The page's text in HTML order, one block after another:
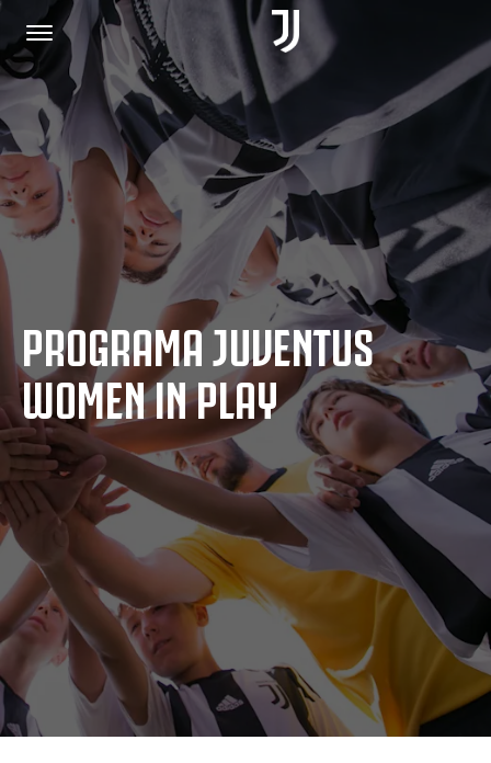
HOME
JOIN US
PRIVACY POLICY
JUVENTUS.COM
SHOP
MORE
PROGRAMA JUVENTUS
WOMEN IN PLAY